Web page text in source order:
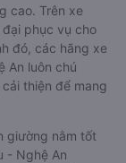
cao. Trên xe
phục vụ cho
đó, các hãng xe
An luôn chú
thiện để mang
giường nằm tốt
- Nghệ An